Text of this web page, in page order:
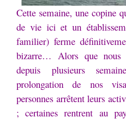
Cette semaine, une copine
de vie ici et un
familier) ferme
bizarre…Alors que
depuis plusieurs
prolongation de nos
personnes arrêtent leurs
; certaines rentrent au